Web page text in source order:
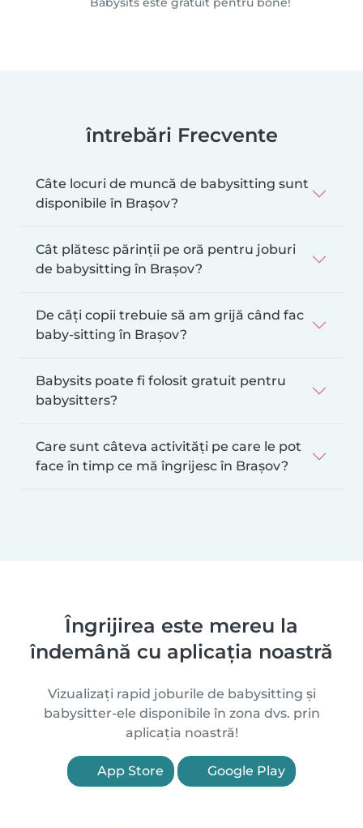
întrebări Frecvente
Câte locuri de muncă de babysitting sunt
disponibile în Brașov?
Cât plătesc părinții pe oră pentru joburi
de babysitting în Brașov?
De câți copii trebuie să am grijă când fac
baby-sitting în Brașov?
Babysits poate fi folosit gratuit pentru
babysitters?
Care sunt câteva activități pe care le pot
face în timp ce mă îngrijesc în Brașov?
Îngrijirea este mereu la
îndemână cu aplicația noastră
Vizualizați rapid joburile de babysitting și
babysitter-ele disponibile în zona dvs. prin
aplicația noastră!
App Store Google Play